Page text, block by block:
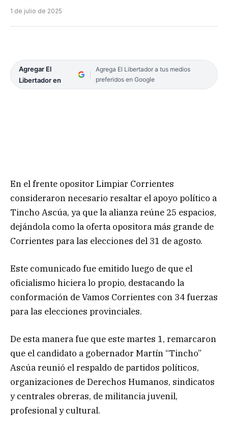
1 de julio de 2025
Agregar El
Libertador en
Agrega El Libertador a tus medios
preferidos en Google
En el frente opositor Limpiar Corrientes
consideraron necesario resaltar el apoyo político a
Tincho Ascúa, ya que la alianza reúne 25 espacios,
dejándola como la oferta opositora más grande de
Corrientes para las elecciones del 31 de agosto.
Este comunicado fue emitido luego de que el
oficialismo hiciera lo propio, destacando la
conformación de Vamos Corrientes con 34 fuerzas
para las elecciones provinciales.
De esta manera fue que este martes 1, remarcaron
que el candidato a gobernador Martín “Tincho”
Ascúa reunió el respaldo de partidos políticos,
organizaciones de Derechos Humanos, sindicatos
y centrales obreras, de militancia juvenil,
profesional y cultural.